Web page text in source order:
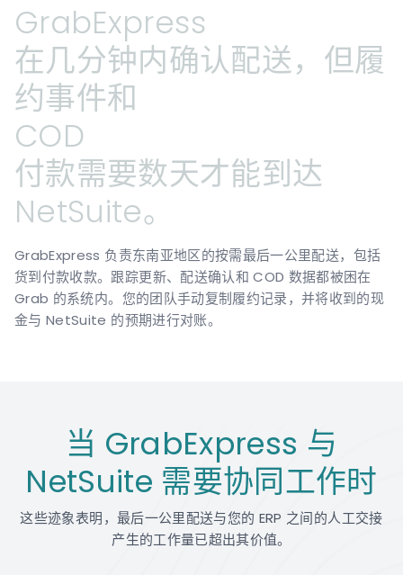
GrabExpress
在几分钟内确认配送，但履
约事件和
COD
付款需要数天才能到达
NetSuite。
GrabExpress 负责东南亚地区的按需最后一公里配送，包括
货到付款收款。跟踪更新、配送确认和 COD 数据都被困在
Grab 的系统内。您的团队手动复制履约记录，并将收到的现
金与 NetSuite 的预期进行对账。
当 GrabExpress 与
NetSuite 需要协同工作时
这些迹象表明，最后一公里配送与您的 ERP 之间的人工交接
产生的工作量已超出其价值。